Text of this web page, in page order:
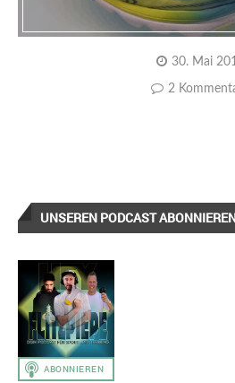
30. Mai
2
UNSEREN PODCAST